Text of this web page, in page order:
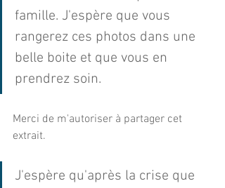
famille. J'espère que vous
rangerez ces photos dans une
belle boite et que vous en
prendrez soin.
Merci de m'autoriser à partager cet
extrait.
J'espère qu'après la crise que